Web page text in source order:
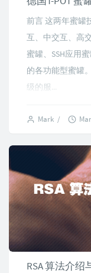
前言 这两年蜜罐
互、中交互、高
蜜罐、SSH应用
的各功能型蜜罐
级的服...
Mark /
RSA 算法介绍